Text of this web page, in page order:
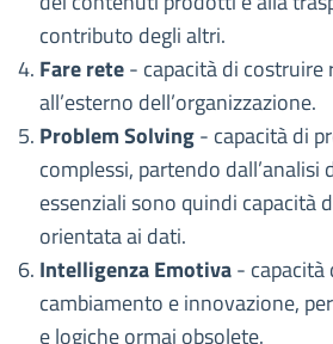
contributo degli altri.
Fare rete- capacità di costruire
all’esterno dell’organizzazione.
Problem Solving- capacità di
complessi, partendo
essenziali sono quindi capacità
orientata ai dati.
Intelligenza Emotiva- capacità
cambiamento e innovazione,
e logiche ormai obsolete.